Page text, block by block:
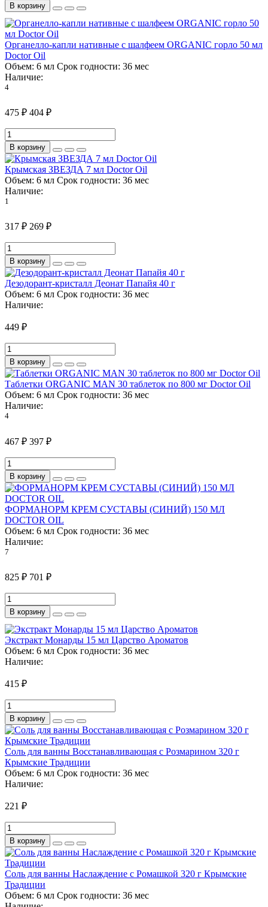
В корзину
Органелло-капли нативные с шалфеем ORGANIC горло 50 мл
Doctor Oil
Объем: 6 мл Срок годности: 36 мес
Наличие:
4
475 ₽ 404 ₽
В корзину
Крымская ЗВЕЗДА 7 мл Doctor Oil
Объем: 6 мл Срок годности: 36 мес
Наличие:
1
317 ₽ 269 ₽
В корзину
Дезодорант-кристалл Деонат Папайя 40 г
Объем: 6 мл Срок годности: 36 мес
Наличие:
449 ₽
В корзину
Таблетки ORGANIC MAN 30 таблеток по 800 мг Doctor Oil
Объем: 6 мл Срок годности: 36 мес
Наличие:
4
467 ₽ 397 ₽
В корзину
ФОРМАНОРМ КРЕМ СУСТАВЫ (СИНИЙ) 150 МЛ
DOCTOR OIL
Объем: 6 мл Срок годности: 36 мес
Наличие:
7
825 ₽ 701 ₽
В корзину
Экстракт Монарды 15 мл Царство Ароматов
Объем: 6 мл Срок годности: 36 мес
Наличие:
415 ₽
В корзину
Соль для ванны Восстанавливающая с Розмарином 320 г
Крымские Традиции
Объем: 6 мл Срок годности: 36 мес
Наличие:
221 ₽
В корзину
Соль для ванны Наслаждение с Ромашкой 320 г Крымские
Традиции
Объем: 6 мл Срок годности: 36 мес